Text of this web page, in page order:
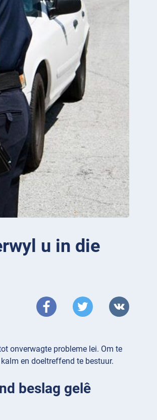
u in die
onverwagte probleme lei. Om te
en doeltreffend te bestuur.
beslag gelê